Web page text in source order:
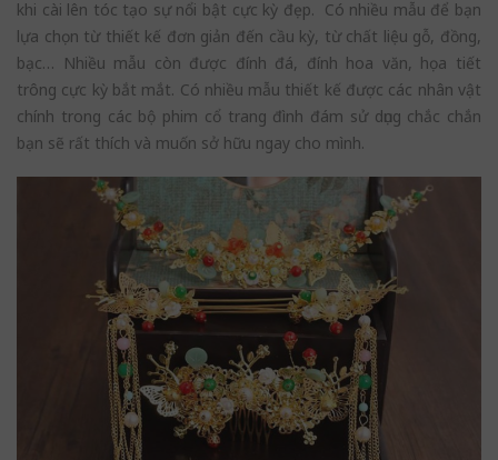
khi cài lên tóc tạo sự nổi bật cực kỳ đẹp. Có nhiều mẫu để bạn
lựa chọn từ thiết kế đơn giản đến cầu kỳ, từ chất liệu gỗ, đồng,
bạc… Nhiều mẫu còn được đính đá, đính hoa văn, họa tiết
trông cực kỳ bắt mắt. Có nhiều mẫu thiết kế được các nhân vật
chính trong các bộ phim cổ trang đình đám sử dụng chắc chắn
bạn sẽ rất thích và muốn sở hữu ngay cho mình.